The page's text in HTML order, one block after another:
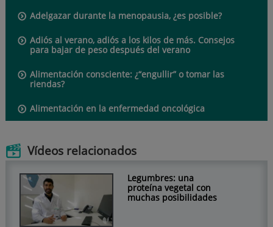
Adelgazar durante la menopausia, ¿es posible?
Adiós al verano, adiós a los kilos de más. Consejos
para bajar de peso después del verano
Alimentación consciente: ¿“engullir” o tomar las
riendas?
Alimentación en la enfermedad oncológica
Vídeos relacionados
Legumbres: una
proteína vegetal con
muchas posibilidades